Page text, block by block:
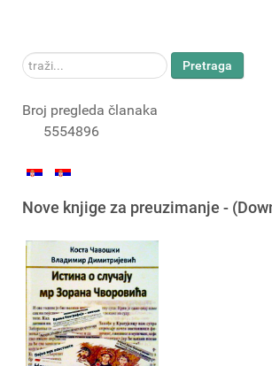
traži... Pretraga
Broj pregleda članaka
5554896
Nove knjige za preuzimanje -